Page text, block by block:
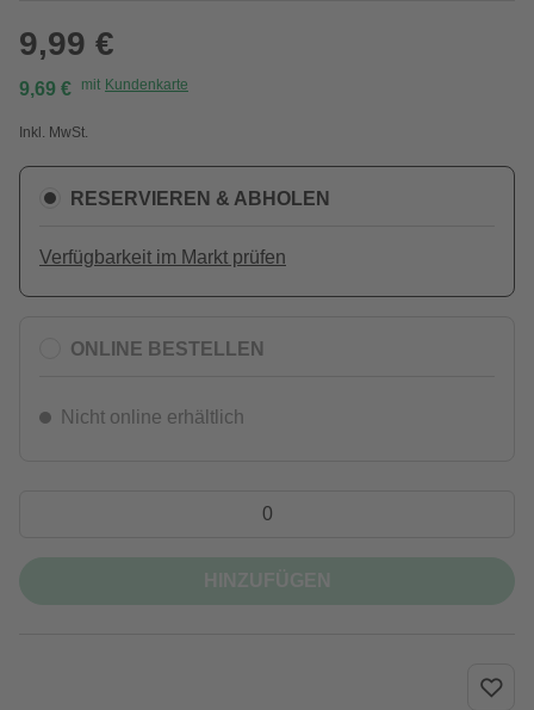
9,99 €
9,69 € mit Kundenkarte
Inkl. MwSt.
RESERVIEREN & ABHOLEN
Verfügbarkeit im Markt prüfen
ONLINE BESTELLEN
Nicht online erhältlich